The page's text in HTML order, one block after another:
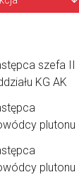
szefa II
KG AK
plutonu
plutonu